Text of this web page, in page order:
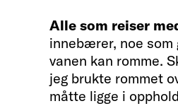
Alle som reiser
innebærer, noe som
vanen kan romme.
jeg brukte rommet
måtte ligge i